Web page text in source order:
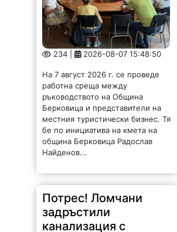
234 | 2026-08-07 15:48:50
На 7 август 2026 г. се проведе
работна среща между
ръководството на Община
Берковица и представители на
местния туристически бизнес. Тя
бе по инициатива на кмета на
община Берковица Радослав
Найденов...
Потрес! Ломчани
задръстили
канализация с